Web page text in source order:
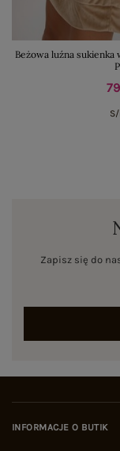
Beżowa luźna
Zapisz się do
INFORMACJE O BUTIK